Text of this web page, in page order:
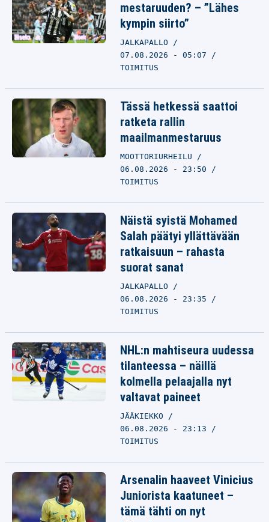
mestaruuden? – ”Lähes
kympin siirto”
JALKAPALLO
07.08.2026 - 05:07
TOIMITUS
Tässä hetkessä saattoi
ratketa rallin
maailmanmestaruus
MOOTTORIURHEILU
06.08.2026 - 23:50
TOIMITUS
Näistä syistä Mohamed
Salah päätyi yllättävään
ratkaisuun – rahasta
suorat sanat
JALKAPALLO
06.08.2026 - 23:35
TOIMITUS
NHL:n mahtiseura uudessa
tilanteessa – näillä
kolmella pelaajalla nyt
valtavat paineet
JÄÄKIEKKO
06.08.2026 - 23:13
TOIMITUS
Arsenalin haaveet Vinicius
Juniorista kaatuneet –
tämä tähti on nyt